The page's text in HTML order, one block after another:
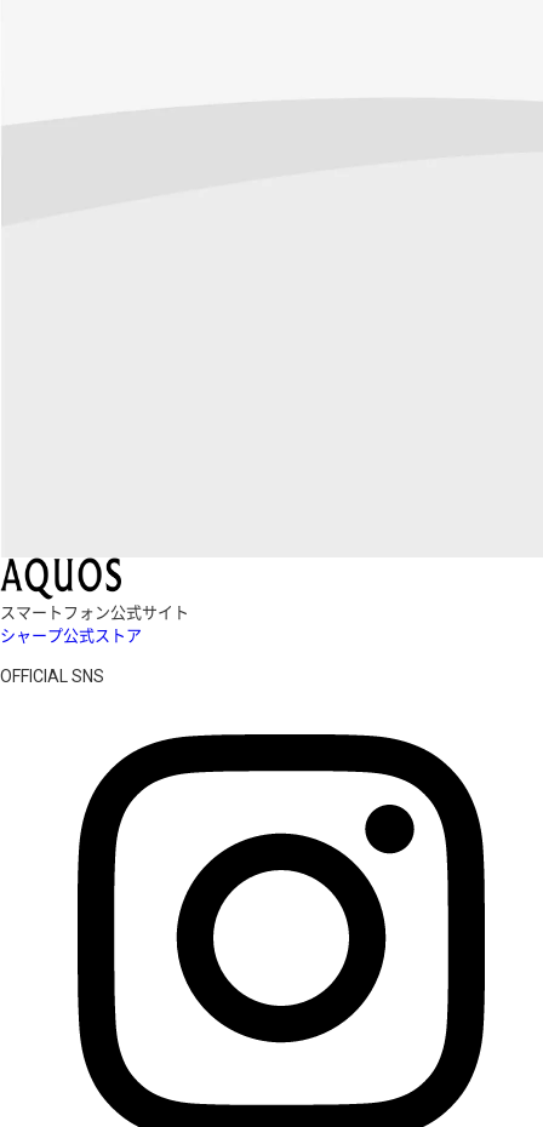
スマートフォン公式サイト
シャープ公式ストア
OFFICIAL SNS